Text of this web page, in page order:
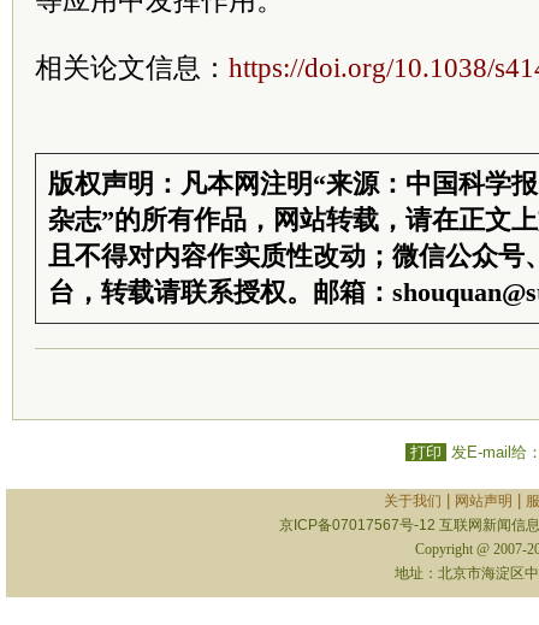
相关论文信息： https://doi.org/10.1038/
版权声明：凡本网注明“来源：中国科学
杂志”的所有作品，网站转载，请在正文
且不得对内容作实质性改动；微信公众号
台，转载请联系授权。邮箱：
打印 发E-mail给
关于我们 网站声明
京ICP备07017567号-12 互联网新闻信
Copyright @ 2007-
地址：北京市海淀区